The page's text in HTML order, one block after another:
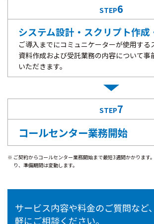
STEP6
システム設計・スクリプト作成
ご導入までにコミュニケーターが使用する
資料作成および受託業務の内容について事
いただきます。
STEP7
コールセンター業務開始
ご契約からコールセンター業務開始まで最短3週間かかります
り、準備期間は変動します。
サービス内容や料金のご質問など
軽にご相談ください。